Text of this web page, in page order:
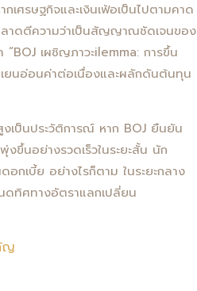
เศรษฐกิจและเงินเฟ้อเป็นไปตามคาด
ลาดตีความว่าเป็นสัญญาณชัดเจนของ
เผชิญภาวะilemma: การขึ้น
เยนอ่อนค่าต่อเนื่องและผลักดันต้นทุน
เป็นประวัติการณ์ หาก BOJ ยืนยัน
ขึ้นอย่างรวดเร็วในระยะสั้น นัก
อกเบี้ย อย่างไรก็ตาม ในระยะกลาง
ดทิศทางอัตราแลกเปลี่ยน
ญ